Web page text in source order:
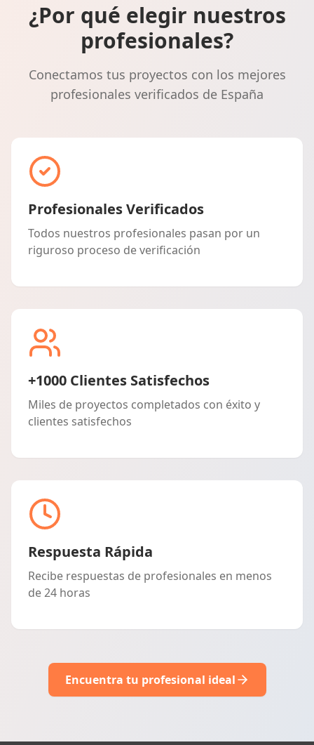
¿Por qué elegir nuestros
profesionales?
Conectamos tus proyectos con los mejores
profesionales verificados de España
Profesionales Verificados
Todos nuestros profesionales pasan por un
riguroso proceso de verificación
+1000 Clientes Satisfechos
Miles de proyectos completados con éxito y
clientes satisfechos
Respuesta Rápida
Recibe respuestas de profesionales en menos
de 24 horas
Encuentra tu profesional ideal